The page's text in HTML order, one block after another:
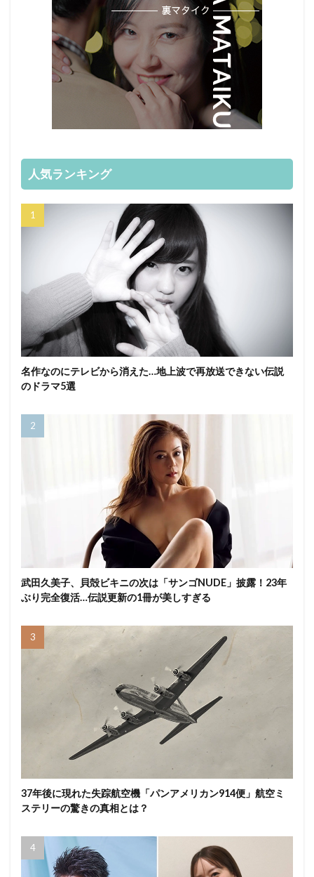
人気ランキング
名作なのにテレビから消えた…地上波で再放送できない伝説
のドラマ5選
武田久美子、貝殻ビキニの次は「サンゴNUDE」披露！23年
ぶり完全復活…伝説更新の1冊が美しすぎる
37年後に現れた失踪航空機「パンアメリカン914便」航空ミ
ステリーの驚きの真相とは？